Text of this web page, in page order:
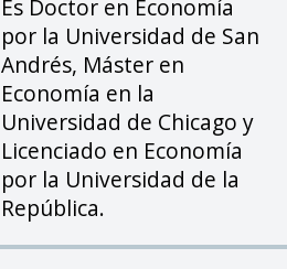
Es Doctor en Economía
por la Universidad de San
Andrés, Máster en
Economía en la
Universidad de Chicago y
Licenciado en Economía
por la Universidad de la
República.